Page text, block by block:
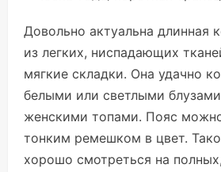
Довольно актуальна длинная
из легких, ниспадающих
мягкие складки. Она удачно
белыми или светлыми
женскими топами. Пояс
тонким ремешком в цвет.
хорошо смотреться на